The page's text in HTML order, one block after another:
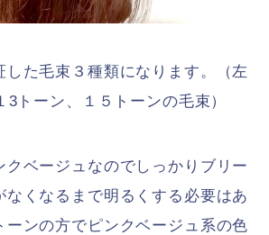
した毛束３種類になります。（左
3トーン、１５トーンの毛束）
クベージュなのでしっかりブリー
なくなるまで明るくする必要はあ
ーンの方でピンクベージュ系の色